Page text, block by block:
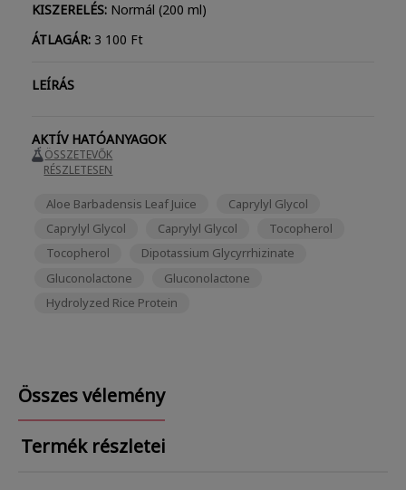
KISZERELÉS: Normál (200 ml)
ÁTLAGÁR: 3 100 Ft
LEÍRÁS
AKTÍV HATÓANYAGOK
ÖSSZETEVŐK
RÉSZLETESEN
Aloe Barbadensis Leaf Juice
Caprylyl Glycol
Caprylyl Glycol
Caprylyl Glycol
Tocopherol
Tocopherol
Dipotassium Glycyrrhizinate
Gluconolactone
Gluconolactone
Hydrolyzed Rice Protein
Összes vélemény
Termék részletei